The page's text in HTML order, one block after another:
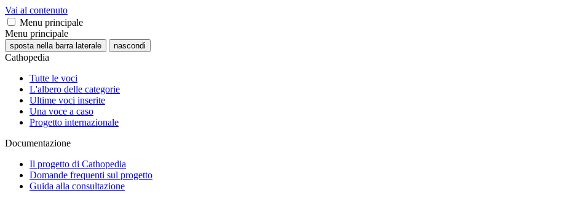
Vai al contenuto
Menu principale
Menu principale
sposta nella barra laterale nascondi
Cathopedia
Tutte le voci
L'albero delle categorie
Ultime voci inserite
Una voce a caso
Progetto internazionale
Documentazione
Il progetto di Cathopedia
Domande frequenti sul progetto
Guida alla consultazione